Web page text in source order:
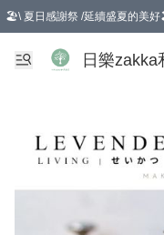
🏖️\ 夏日感謝祭 /延續盛夏的美
選擇GoGoX住宅/工商地址配
日樂zakka